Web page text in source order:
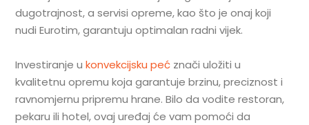
dugotrajnost, a servisi opreme, kao što je onaj koji
nudi Eurotim, garantuju optimalan radni vijek.
Investiranje u konvekcijsku peć znači uložiti u
kvalitetnu opremu koja garantuje brzinu, preciznost i
ravnomjernu pripremu hrane. Bilo da vodite restoran,
pekaru ili hotel, ovaj uređaj će vam pomoći da